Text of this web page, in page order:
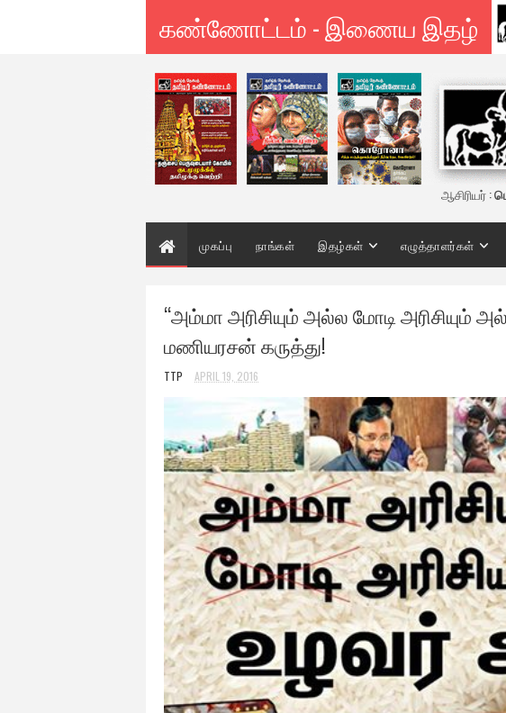
கண்ணோட்டம் - இணைய இதழ்
ஆசிரியர் :
முகப்பு நாங்கள் இதழ்கள் எழுத்தாளர்கள்
“அம்மா அரிசியும் அல்ல மோடி அரிசியும்
மணியரசன் கருத்து!
TTP APRIL 19, 2016